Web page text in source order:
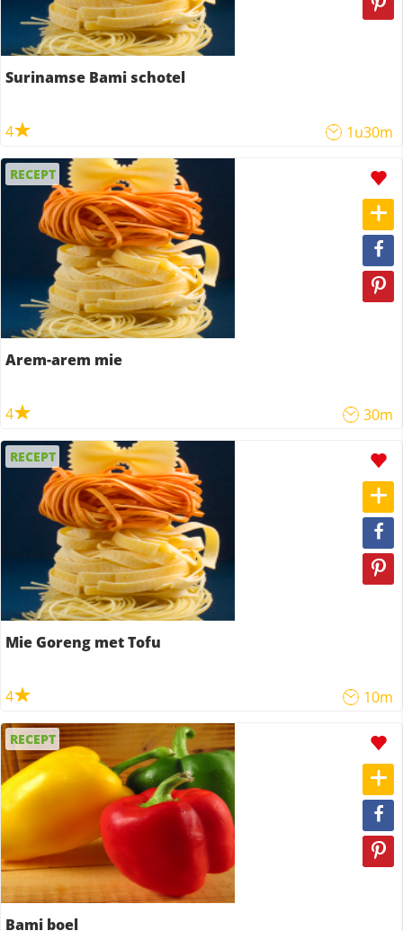
Surinamse Bami schotel
4 1u30m
RECEPT
Arem-arem mie
4 30m
RECEPT
Mie Goreng met Tofu
4 10m
RECEPT
Bami boel